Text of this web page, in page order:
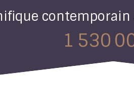
contemporain
1 530